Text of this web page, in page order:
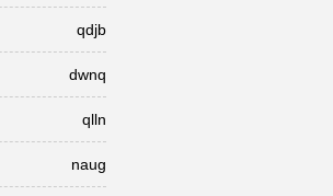
qdjb
dwnq
qlln
naug